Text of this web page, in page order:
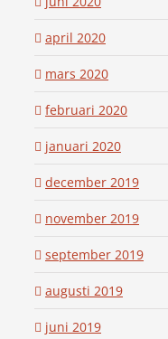
april 2020
mars 2020
februari 2020
januari 2020
december 2019
november 2019
september 2019
augusti 2019
juni 2019